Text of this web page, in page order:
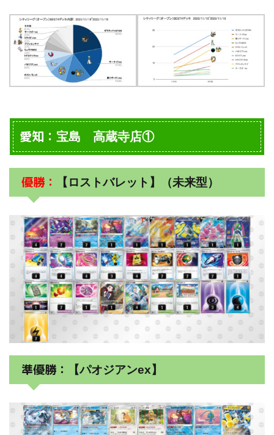
愛知： 宝島 高蔵寺店①
優勝： 【ロストバレット】（未来型）
準優勝： 【パオジアンex】